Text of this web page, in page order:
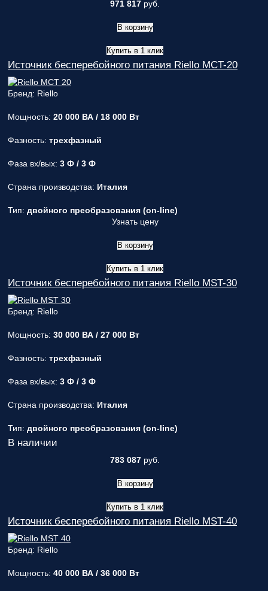
971 817 руб.
В корзину
Купить в 1 клик
Источник бесперебойного питания Riello MCT-20
Бренд: Riello
Мощность: 20 000 ВА / 18 000 Вт
Фазность: трехфазный
Фаза вх/вых: 3 Ф / 3 Ф
Страна производства: Италия
Тип: двойного преобразования (on-line)
Узнать цену
В корзину
Купить в 1 клик
Источник бесперебойного питания Riello MST-30
Бренд: Riello
Мощность: 30 000 ВА / 27 000 Вт
Фазность: трехфазный
Фаза вх/вых: 3 Ф / 3 Ф
Страна производства: Италия
Тип: двойного преобразования (on-line)
В наличии
783 087 руб.
В корзину
Купить в 1 клик
Источник бесперебойного питания Riello MST-40
Бренд: Riello
Мощность: 40 000 ВА / 36 000 Вт